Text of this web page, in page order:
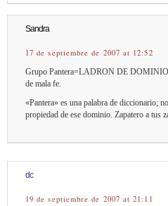
Sandra
17 de septiembre de 2007 at 12:52
Grupo Pantera=LADRON DE
de mala fe.
«Pantera» es una palabra de diccionario;
propiedad de ese dominio. Zapatero a tus
dc
19 de septiembre de 2007 at 21:11